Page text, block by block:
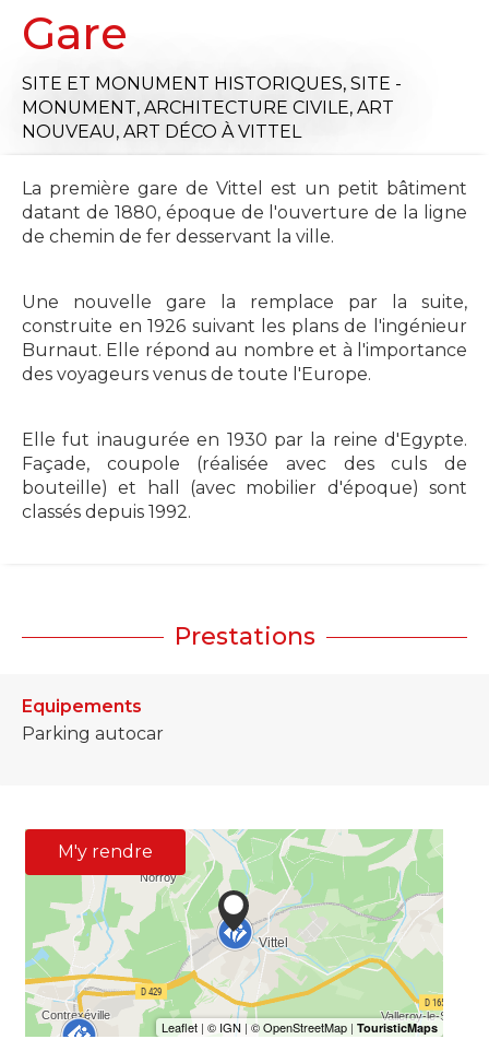
Gare
SITE ET MONUMENT HISTORIQUES, SITE -
MONUMENT, ARCHITECTURE CIVILE, ART
NOUVEAU, ART DÉCO À VITTEL
La première gare de Vittel est un petit bâtiment
datant de 1880, époque de l'ouverture de la ligne
de chemin de fer desservant la ville.
Une nouvelle gare la remplace par la suite,
construite en 1926 suivant les plans de l'ingénieur
Burnaut. Elle répond au nombre et à l'importance
des voyageurs venus de toute l'Europe.
Elle fut inaugurée en 1930 par la reine d'Egypte.
Façade, coupole (réalisée avec des culs de
bouteille) et hall (avec mobilier d'époque) sont
classés depuis 1992.
Prestations
Equipements
Parking autocar
M'y rendre